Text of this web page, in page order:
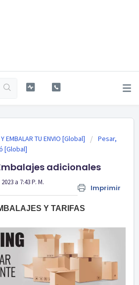
EMBALAR TU ENVIO [Global]
Pesar,
[Global]
adicionales
Imprimir
a 7:43 P. M.
Y TARIFAS